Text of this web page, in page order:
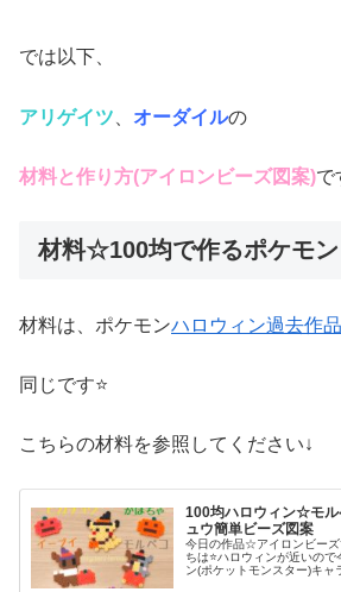
では以下、
アリゲイツ オーダイルの
材料と作り方(アイロンビーズ図案)で
材料☆100均で作るポケモン
材料は、ポケモンハロウィン過去作品
同じです⭐
こちらの材料を参照してください↓
100均ハロウィン☆モル
ュウ簡単ビーズ図案
今日の作品☆アイロンビー
ちは⭐ハロウィンが近いの
ン(ポケットモンスター)キ